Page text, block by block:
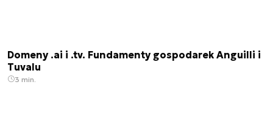
Domeny .ai i .tv. Fundamenty gospodarek Anguilli i
Tuvalu
3 min.